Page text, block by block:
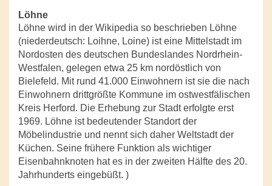
Löhne
Löhne wird in der Wikipedia so beschrieben Löhne
(niederdeutsch: Loihne, Loine) ist eine Mittelstadt im
Nordosten des deutschen Bundeslandes Nordrhein-
Westfalen, gelegen etwa 25 km nordöstlich von
Bielefeld. Mit rund 41.000 Einwohnern ist sie die nach
Einwohnern drittgrößte Kommune im ostwestfälischen
Kreis Herford. Die Erhebung zur Stadt erfolgte erst
1969. Löhne ist bedeutender Standort der
Möbelindustrie und nennt sich daher Weltstadt der
Küchen. Seine frühere Funktion als wichtiger
Eisenbahnknoten hat es in der zweiten Hälfte des 20.
Jahrhunderts eingebüßt. )